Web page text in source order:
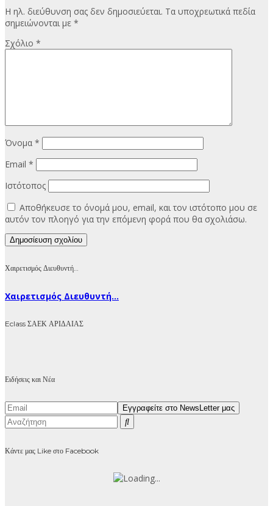
Η ηλ. διεύθυνση σας δεν δημοσιεύεται. Τα υποχρεωτικά πεδία
σημειώνονται με *
Σχόλιο *
Όνομα *
Email *
Ιστότοπος
Αποθήκευσε το όνομά μου, email, και τον ιστότοπο μου σε
αυτόν τον πλοηγό για την επόμενη φορά που θα σχολιάσω.
Χαιρετισμός Διευθυντή…
Χαιρετισμός Διευθυντή...
Eclass ΣΑΕΚ ΑΡΙΔΑΙΑΣ
Ειδήσεις και Νέα
Κάντε μας Like στο Facebook